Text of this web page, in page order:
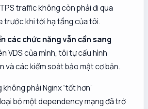
traffic không còn phải đi qua
trước khi tới hạ tầng của tôi.
các chức năng vẫn cần sang
VDS của mình, tôi tự cấu hình
và các kiểm soát bảo mật cơ bản.
phải Nginx “tốt hơn”
bỏ một dependency mạng đã trở